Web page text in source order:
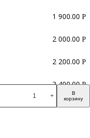
+
В
корзину
1 900.00 Р
2 000.00 Р
2 200.00 Р
2 400.00Р